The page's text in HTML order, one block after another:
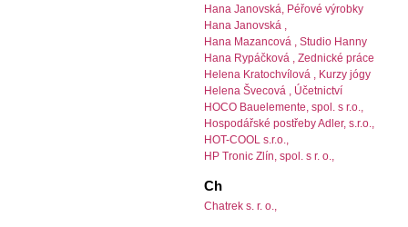
Hana Janovská, Péřové výrobky
Hana Janovská ,
Hana Mazancová , Studio Hanny
Hana Rypáčková , Zednické práce
Helena Kratochvílová , Kurzy jógy
Helena Švecová , Účetnictví
HOCO Bauelemente, spol. s r.o.,
Hospodářské postřeby Adler, s.r.o.,
HOT-COOL s.r.o.,
HP Tronic Zlín, spol. s r. o.,
Ch
Chatrek s. r. o.,